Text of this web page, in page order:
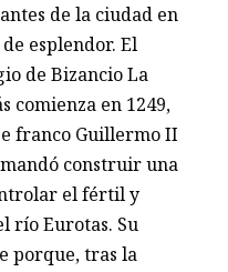
de la ciudad en
esplendor. El
de Bizancio La
comienza en 1249,
franco Guillermo II
construir una
el fértil y
río Eurotas. Su
porque, tras la